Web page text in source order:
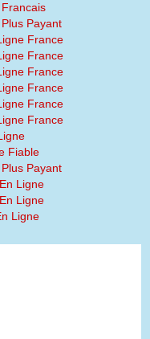
Payant
France
France
France
France
France
France
Fiable
Payant
Ligne
Ligne
Ligne